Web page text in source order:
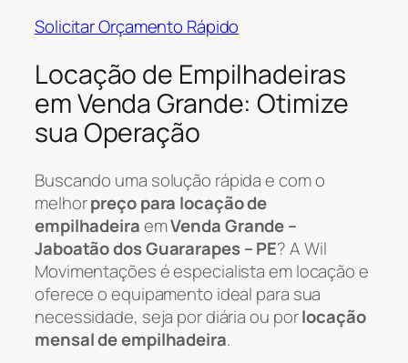
Solicitar Orçamento Rápido
Locação de Empilhadeiras
em Venda Grande: Otimize
sua Operação
Buscando uma solução rápida e com o
melhorpreço para locação de
empilhadeiraemVenda Grande –
Jaboatão dos Guararapes – PE? A Wil
Movimentações é especialista em locação e
oferece o equipamento ideal para sua
necessidade, seja por diária ou porlocação
mensal de empilhadeira.